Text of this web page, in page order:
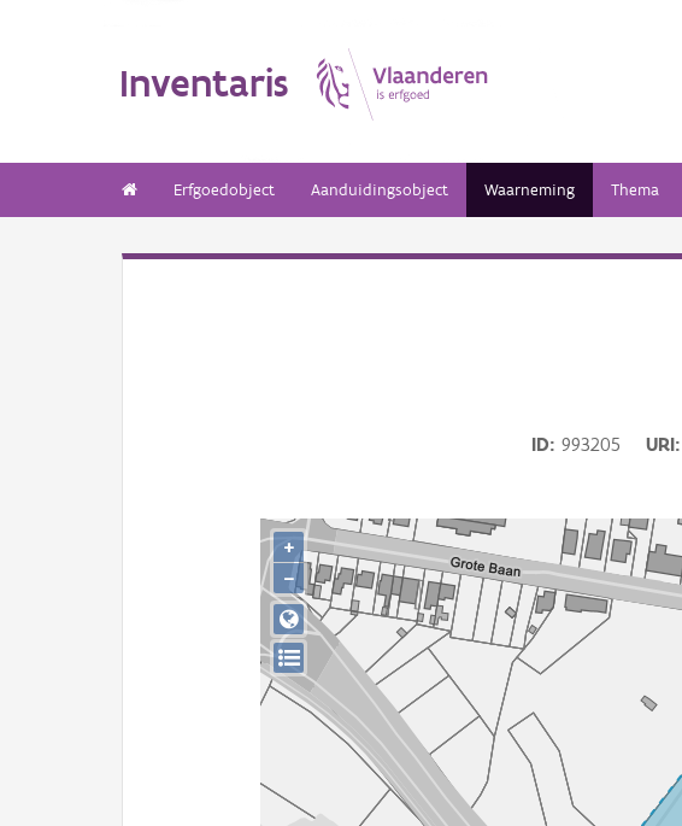
Inventaris
Erfgoedobject Aanduidingsobject Waarneming Thema
ID
993205 URI
+
−